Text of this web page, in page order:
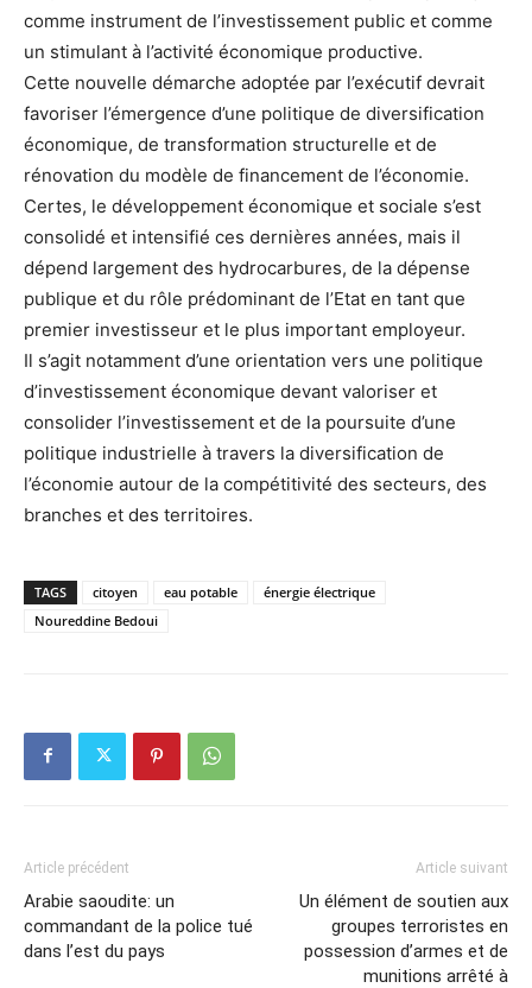
comme instrument de l’investissement public et comme
un stimulant à l’activité économique productive.
Cette nouvelle démarche adoptée par l’exécutif devrait
favoriser l’émergence d’une politique de diversification
économique, de transformation structurelle et de
rénovation du modèle de financement de l’économie.
Certes, le développement économique et sociale s’est
consolidé et intensifié ces dernières années, mais il
dépend largement des hydrocarbures, de la dépense
publique et du rôle prédominant de l’Etat en tant que
premier investisseur et le plus important employeur.
Il s’agit notamment d’une orientation vers une politique
d’investissement économique devant valoriser et
consolider l’investissement et de la poursuite d’une
politique industrielle à travers la diversification de
l’économie autour de la compétitivité des secteurs, des
branches et des territoires.
TAGS citoyen eau potable
énergie électrique
Noureddine Bedoui
Article précédent
Arabie saoudite: un
commandant de la police tué
dans l’est du pays
Article suivant
Un élément de soutien aux
groupes terroristes en
possession d’armes et de
munitions arrêté à